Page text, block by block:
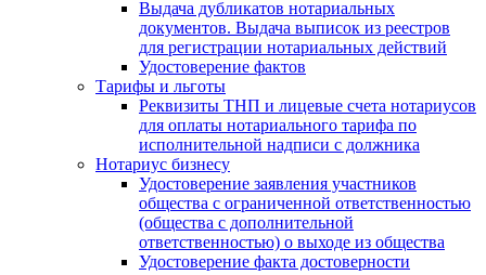
Выдача дубликатов нотариальных
документов. Выдача выписок из реестров
для регистрации нотариальных действий
Удостоверение фактов
Тарифы и льготы
Реквизиты ТНП и лицевые счета нотариусов
для оплаты нотариального тарифа по
исполнительной надписи с должника
Нотариус бизнесу
Удостоверение заявления участников
общества с ограниченной ответственностью
(общества с дополнительной
ответственностью) о выходе из общества
Удостоверение факта достоверности